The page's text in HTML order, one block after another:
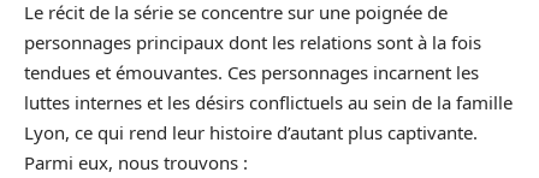
Le récit de la série se concentre sur une poignée de
personnages principaux dont les relations sont à la fois
tendues et émouvantes. Ces personnages incarnent les
luttes internes et les désirs conflictuels au sein de la famille
Lyon, ce qui rend leur histoire d’autant plus captivante.
Parmi eux, nous trouvons :